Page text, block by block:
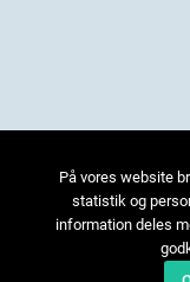
På vores website
statistik og
information deles